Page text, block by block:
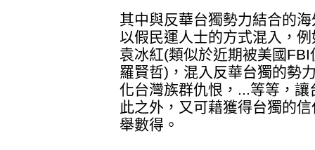
其中與反華台獨勢力結合的海
以假民運人士的方式混入，例
袁冰紅(類似於近期被美國
羅賢哲)，混入 反華台獨的勢
化台灣族群仇恨，...等等，
此之外，又可藉獲得台獨的
舉數得。